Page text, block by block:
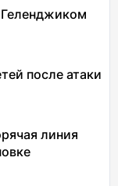
после атаки
линия